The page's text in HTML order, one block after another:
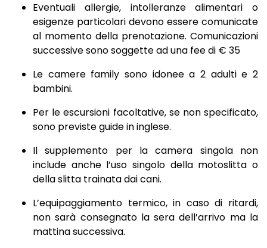
Eventuali allergie, intolleranze alimentari o
esigenze particolari devono essere comunicate
al momento della prenotazione. Comunicazioni
successive sono soggette ad una fee di € 35
Le camere family sono idonee a 2 adulti e 2
bambini.
Per le escursioni facoltative, se non specificato,
sono previste guide in inglese.
Il supplemento per la camera singola non
include anche l’uso singolo della motoslitta o
della slitta trainata dai cani.
L’equipaggiamento termico, in caso di ritardi,
non sarà consegnato la sera dell’arrivo ma la
mattina successiva.